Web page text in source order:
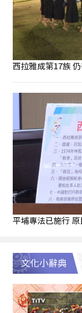
西拉雅成第17族
平埔專法已施行
文化小辭典